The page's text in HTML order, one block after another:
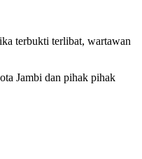
terbukti terlibat, wartawan
Jambi dan pihak pihak